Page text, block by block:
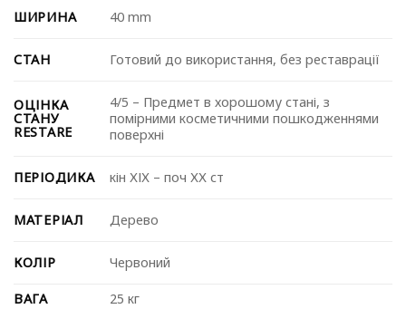
ШИРИНА 40 mm
СТАН Готовий до використання, без реставрації
ОЦІНКА
СТАНУ
RESTARE
4/5 – Предмет в хорошому стані, з
помірними косметичними пошкодженнями
поверхні
ПЕРІОДИКА ⁠кін ХІХ – поч ХХ ст
МАТЕРІАЛ Дерево
КОЛІР Червоний
ВАГА 25 кг